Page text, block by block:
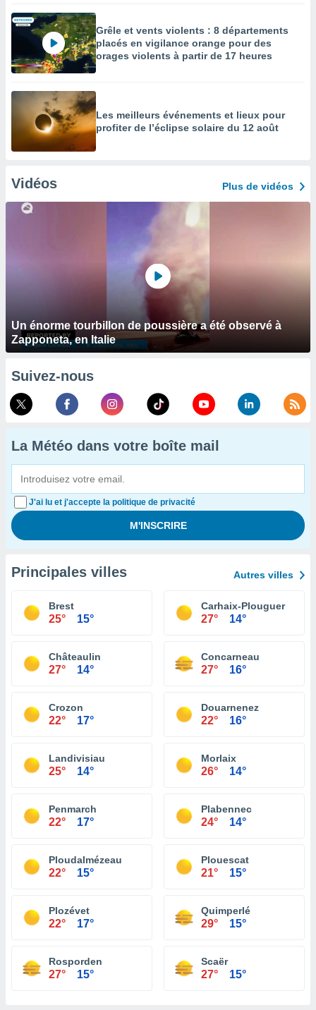
Grêle et vents violents : 8 départements
placés en vigilance orange pour des
orages violents à partir de 17 heures
Les meilleurs événements et lieux pour
profiter de l’éclipse solaire du 12 août
Vidéos Plus de vidéos
Un énorme tourbillon de poussière a été observé à
Zapponeta, en Italie
Suivez-nous
La Météo dans votre boîte mail
J'ai lu et j'accepte la politique de privacité
Principales villes Autres villes
Brest
25° 15°
Carhaix-Plouguer
27° 14°
Châteaulin
27° 14°
Concarneau
27° 16°
Crozon
22° 17°
Douarnenez
22° 16°
Landivisiau
25° 14°
Morlaix
26° 14°
Penmarch
22° 17°
Plabennec
24° 14°
Ploudalmézeau
22° 15°
Plouescat
21° 15°
Plozévet
22° 17°
Quimperlé
29° 15°
Rosporden
27° 15°
Scaër
27° 15°